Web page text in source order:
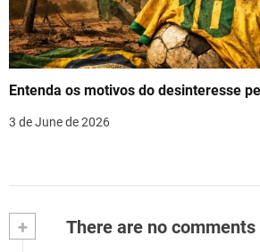
Entenda os motivos do desinteresse
3 de June de 2026
+ There are no comments